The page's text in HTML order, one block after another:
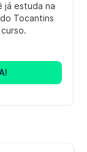
já estuda na
Tocantins